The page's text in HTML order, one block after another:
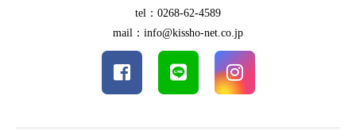
tel：0268-62-4589
mail：info@kissho-net.co.jp